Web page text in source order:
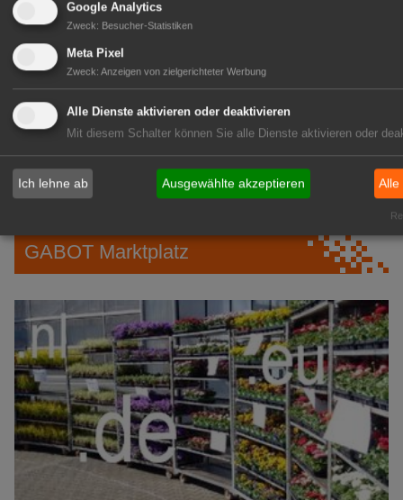
GABOT Immobilienangebote
1A-Lage, ihre Chance in der
grünen Branche
IHREN Betrieb!
zur Anzeige
GABOT Marktplatz
Google Analytics
Zweck: Besucher-Statistiken
Meta Pixel
Zweck: Anzeigen von zielgerichteter Werbung
Alle Dienste aktivieren oder deaktivieren
Mit diesem Schalter können Sie alle Dienste aktivieren oder
Ich lehne ab Ausgewählte akzeptieren Alle